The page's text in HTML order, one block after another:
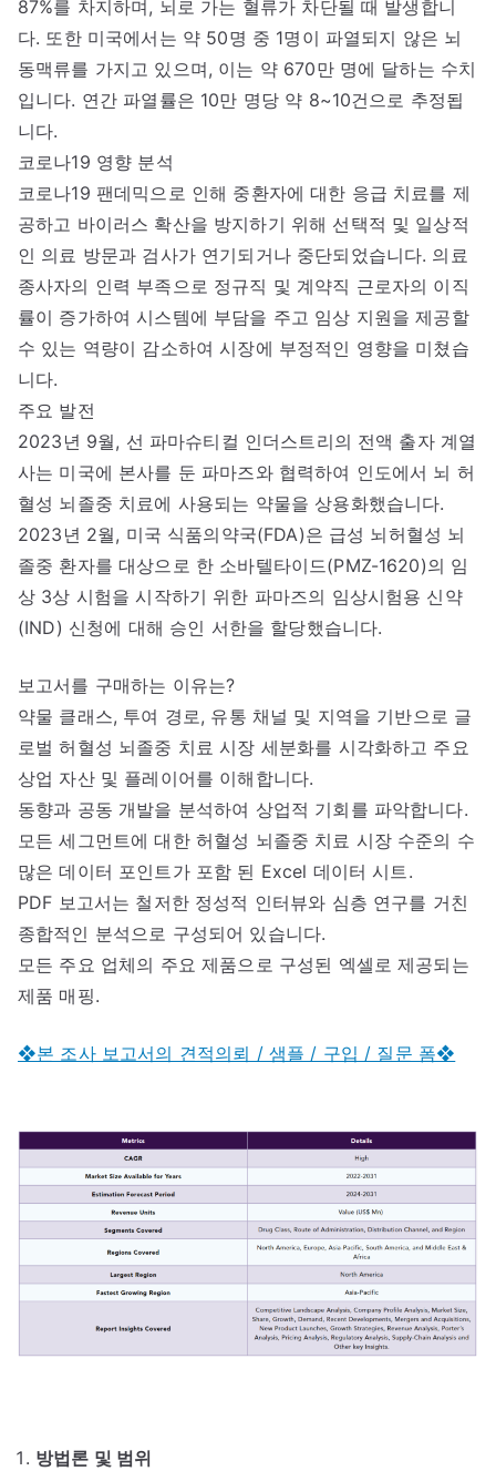
87%를 차지하며, 뇌로 가는 혈류가 차단될 때 발생합니
다. 또한 미국에서는 약 50명 중 1명이 파열되지 않은 뇌
동맥류를 가지고 있으며, 이는 약 670만 명에 달하는 수치
입니다. 연간 파열률은 10만 명당 약 8~10건으로 추정됩
니다.
코로나19 영향 분석
코로나19 팬데믹으로 인해 중환자에 대한 응급 치료를 제
공하고 바이러스 확산을 방지하기 위해 선택적 및 일상적
인 의료 방문과 검사가 연기되거나 중단되었습니다. 의료
종사자의 인력 부족으로 정규직 및 계약직 근로자의 이직
률이 증가하여 시스템에 부담을 주고 임상 지원을 제공할
수 있는 역량이 감소하여 시장에 부정적인 영향을 미쳤습
니다.
주요 발전
2023년 9월, 선 파마슈티컬 인더스트리의 전액 출자 계열
사는 미국에 본사를 둔 파마즈와 협력하여 인도에서 뇌 허
혈성 뇌졸중 치료에 사용되는 약물을 상용화했습니다.
2023년 2월, 미국 식품의약국(FDA)은 급성 뇌허혈성 뇌
졸중 환자를 대상으로 한 소바텔타이드(PMZ-1620)의 임
상 3상 시험을 시작하기 위한 파마즈의 임상시험용 신약
(IND) 신청에 대해 승인 서한을 할당했습니다.
보고서를 구매하는 이유는?
약물 클래스, 투여 경로, 유통 채널 및 지역을 기반으로 글
로벌 허혈성 뇌졸중 치료 시장 세분화를 시각화하고 주요
상업 자산 및 플레이어를 이해합니다.
동향과 공동 개발을 분석하여 상업적 기회를 파악합니다.
모든 세그먼트에 대한 허혈성 뇌졸중 치료 시장 수준의 수
많은 데이터 포인트가 포함 된 Excel 데이터 시트.
PDF 보고서는 철저한 정성적 인터뷰와 심층 연구를 거친
종합적인 분석으로 구성되어 있습니다.
모든 주요 업체의 주요 제품으로 구성된 엑셀로 제공되는
제품 매핑.
❖본 조사 보고서의 견적의뢰 / 샘플 / 구입 / 질문 폼❖
방법론 및 범위